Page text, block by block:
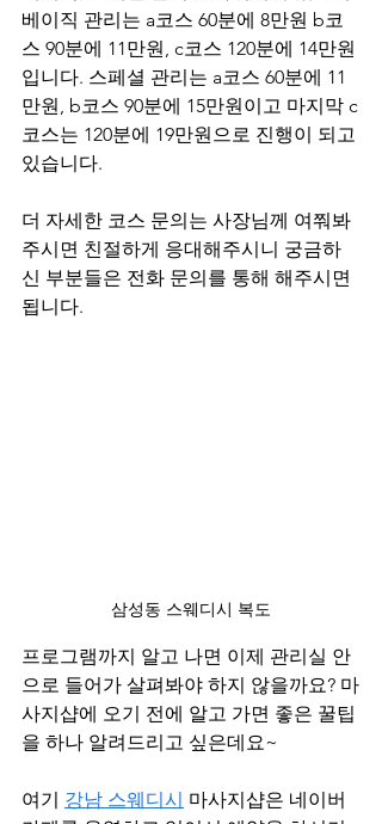
베이직 관리는 a코스 60분에 8만원 b코
스 90분에 11만원, c코스 120분에 14만원
입니다. 스페셜 관리는 a코스 60분에 11
만원, b코스 90분에 15만원이고 마지막 c
코스는 120분에 19만원으로 진행이 되고
있습니다.
더 자세한 코스 문의는 사장님께 여쭤봐
주시면 친절하게 응대해주시니 궁금하
신 부분들은 전화 문의를 통해 해주시면
됩니다.
삼성동 스웨디시 복도
프로그램까지 알고 나면 이제 관리실 안
으로 들어가 살펴봐야 하지 않을까요? 마
사지샵에 오기 전에 알고 가면 좋은 꿀팁
을 하나 알려드리고 싶은데요~
여기 강남 스웨디시 마사지샵은 네이버